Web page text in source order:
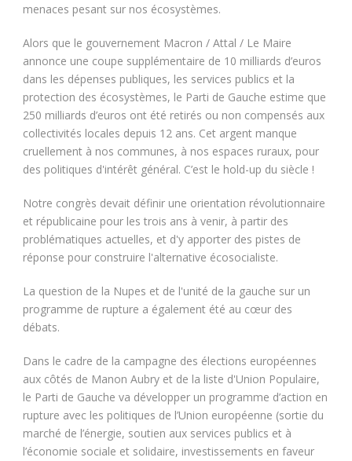
menaces pesant sur nos écosystèmes.
Alors que le gouvernement Macron / Attal / Le Maire
annonce une coupe supplémentaire de 10 milliards d’euros
dans les dépenses publiques, les services publics et la
protection des écosystèmes, le Parti de Gauche estime que
250 milliards d’euros ont été retirés ou non compensés aux
collectivités locales depuis 12 ans. Cet argent manque
cruellement à nos communes, à nos espaces ruraux, pour
des politiques d'intérêt général. C’est le hold-up du siècle !
Notre congrès devait définir une orientation révolutionnaire
et républicaine pour les trois ans à venir, à partir des
problématiques actuelles, et d'y apporter des pistes de
réponse pour construire l'alternative écosocialiste.
La question de la Nupes et de l'unité de la gauche sur un
programme de rupture a également été au cœur des
débats.
Dans le cadre de la campagne des élections européennes
aux côtés de Manon Aubry et de la liste d'Union Populaire,
le Parti de Gauche va développer un programme d’action en
rupture avec les politiques de l’Union européenne (sortie du
marché de l’énergie, soutien aux services publics et à
l’économie sociale et solidaire, investissements en faveur